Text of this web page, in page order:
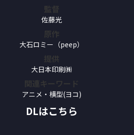
監督
佐藤光
原作
大石ロミー（peep）
提供
大日本印刷㈱
関連キーワード
アニメ・横型(ヨコ)
DLはこちら